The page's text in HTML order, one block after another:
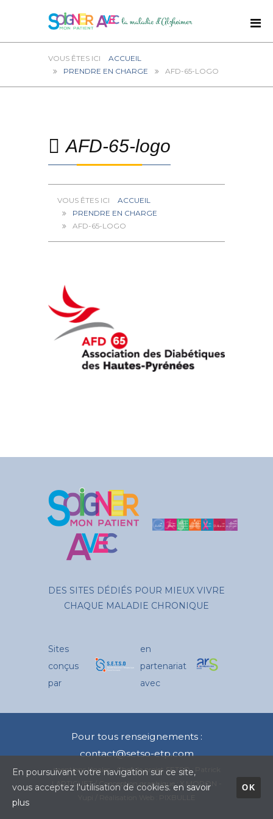
ACCUEIL
PRENDRE EN CHARGE
AFD-65-LOGO
AFD-65-logo
ACCUEIL
PRENDRE EN CHARGE
AFD-65-LOGO
DES SITES DÉDIÉS POUR MIEUX VIVRE
CHAQUE MALADIE CHRONIQUE
Sites
conçus
par
en
partenariat
avec
Pour tous renseignements :
contact@setso-etp.com
mentions légales- Chef de projet SETSO : Patrick
LARTIGUET / Conception graphique : X.MORON -
En poursuivant votre navigation sur ce site,
vous acceptez l'utilisation de cookies. en savoir
plus
OK